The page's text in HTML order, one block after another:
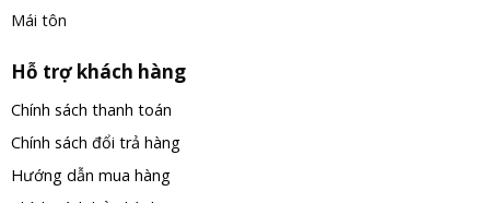
Mái tôn
Hỗ trợ khách hàng
Chính sách thanh toán
Chính sách đổi trả hàng
Hướng dẫn mua hàng